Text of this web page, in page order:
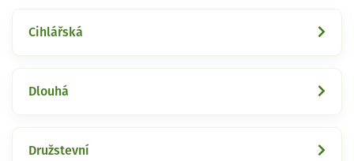
Cihlářská
Dlouhá
Družstevní